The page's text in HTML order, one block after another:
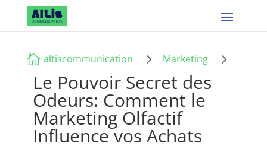
 altiscommunication 5 Marketing 5
Le Pouvoir Secret des
Odeurs: Comment le
Marketing Olfactif
Influence vos Achats